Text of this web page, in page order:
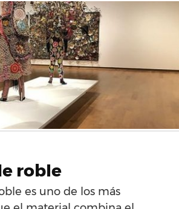
roble
es uno de los más